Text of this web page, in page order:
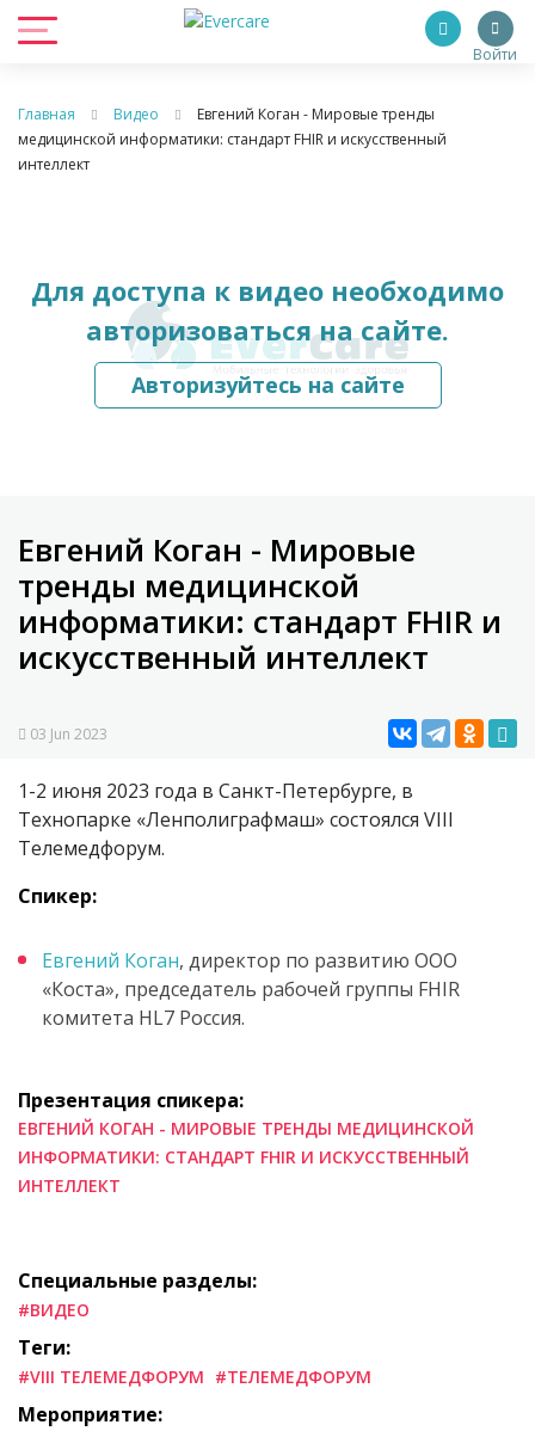
Войти
Главная Видео
Евгений Коган - Мировые тренды
медицинской информатики: стандарт FHIR и искусственный
интеллект
Для доступа к видео необходимо
авторизоваться на сайте.
Авторизуйтесь на сайте
Евгений Коган - Мировые
тренды медицинской
информатики: стандарт FHIR и
искусственный интеллект
03 Jun 2023
1-2 июня 2023 года в Санкт-Петербурге, в
Технопарке «Ленполиграфмаш» состоялся VIII
Телемедфорум.
Спикер:
Евгений Коган, директор по развитию ООО
«Коста», председатель рабочей группы FHIR
комитета HL7 Россия.
Презентация спикера:
ЕВГЕНИЙ КОГАН - МИРОВЫЕ ТРЕНДЫ МЕДИЦИНСКОЙ
ИНФОРМАТИКИ: СТАНДАРТ FHIR И ИСКУССТВЕННЫЙ
ИНТЕЛЛЕКТ
Специальные разделы:
#ВИДЕО
Теги:
#VIII ТЕЛЕМЕДФОРУМ #ТЕЛЕМЕДФОРУМ
Мероприятие: